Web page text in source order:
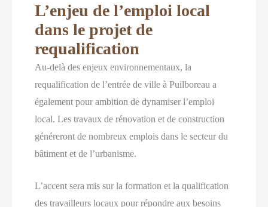
L’enjeu de l’emploi local
dans le projet de
requalification
Au-delà des enjeux environnementaux, la
requalification de l’entrée de ville à Puilboreau a
également pour ambition de dynamiser l’emploi
local. Les travaux de rénovation et de construction
généreront de nombreux emplois dans le secteur du
bâtiment et de l’urbanisme.
L’accent sera mis sur la formation et la qualification
des travailleurs locaux pour répondre aux besoins